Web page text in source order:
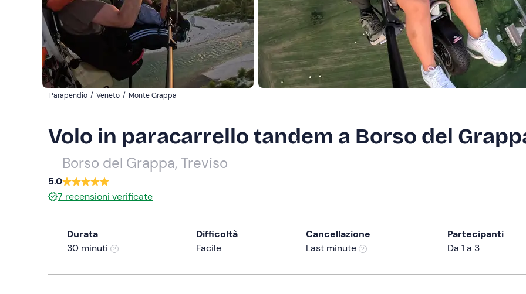
Parapendio / Veneto / Monte Grappa
Volo in paracarrello tandem a Borso del
Borso del Grappa, Treviso
5.0
7 recensioni verificate
Durata
30 minuti
Difficoltà
Facile
Cancellazione
Last minute
Partecipanti
Da 1 a 3